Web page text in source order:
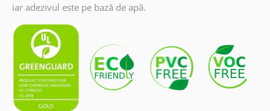
iar adezivul este pe bază de apă.